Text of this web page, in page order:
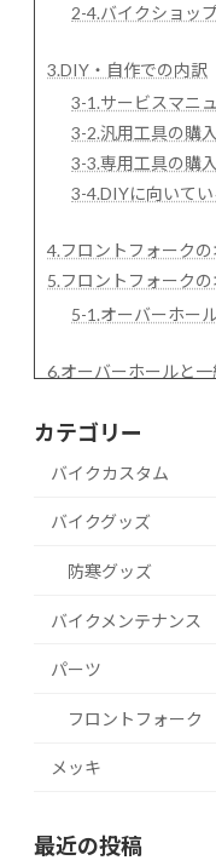
2-4.バイクショッ
3.DIY・自作での内訳
3-1.サービスマニ
3-2.汎用工具の購
3-3.専用工具の購
3-4.DIYに向いてい
4.フロントフォークの
5.フロントフォーク
5-1.オーバーホー
6.オーバーホールと
6-2.サスペンション
まとめ
カテゴリー
バイクカスタム
バイクグッズ
防寒グッズ
バイクメンテナンス
パーツ
フロントフォーク
メッキ
最近の投稿